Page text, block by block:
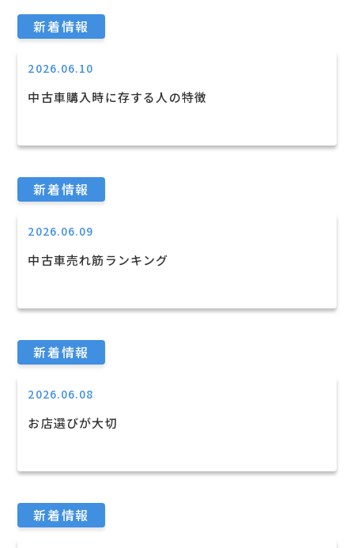
新着情報
2026.06.10
中古車購入時に存する人の特徴
新着情報
2026.06.09
中古車売れ筋ランキング
新着情報
2026.06.08
お店選びが大切
新着情報